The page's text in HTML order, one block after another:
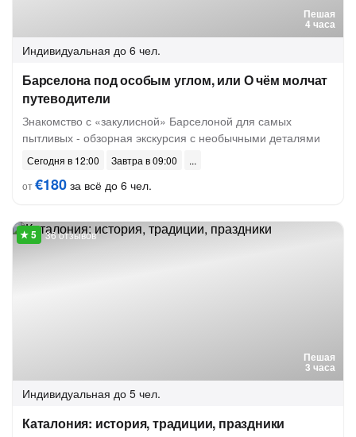
Пешая
4 часа
Индивидуальная до 6 чел.
Барселона под особым углом, или О чём молчат
путеводители
Знакомство с «закулисной» Барселоной для самых
пытливых - обзорная экскурсия с необычными деталями
Сегодня в 12:00
Завтра в 09:00
от€180 за всё до 6 чел.
Пешая
3 часа
36 отзывов
Индивидуальная до 5 чел.
Каталония: история, традиции, праздники